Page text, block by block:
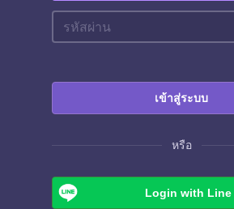
เข้าสู่ระบบ
หรือ
Login with Line